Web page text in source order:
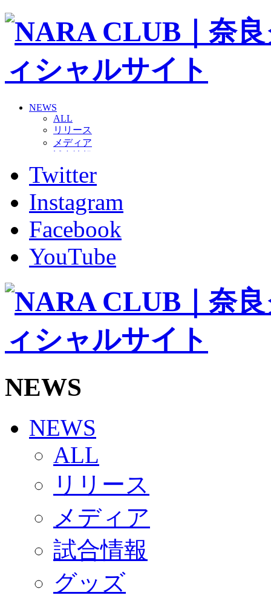
NEWS
ALL
リリース
メディア
グッズ
ファンコミュニティ
ホームタウン
コラム
その他
TEAM
2026/27トップチーム
2026/27トップチームスタッフ
バモス
チアダンススクール
ボランティアチーム「volundeer」
ビクトリーロード
HOMEGAME
観戦ルール＆マナー
Jリーグ運営管理規定
写真・動画使用ガイドライン
SCHEDULE
2026/27
練習見学時のファンサービスについて
TICKET
奈良クラブ明治安田J3リーグ2026/27シーズン試
奈良クラブ明治安田Ｊ3リーグ 2026/27シーズン「
観戦ルール＆マナー
2026/27ファンコミュニティ
サポートショップ
GOODS
オフィシャルストア（実店舗）
オンラインストア
ACADEMY
アカデミーについて
Twitter
Instagram
Facebook
YouTube
NEWS
NEWS
ALL
リリース
メディア
試合情報
グッズ